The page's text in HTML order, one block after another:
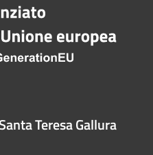
Teresa Gallura